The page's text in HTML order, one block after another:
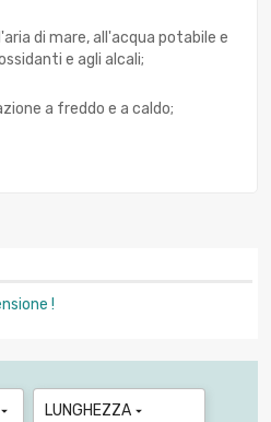
di mare, all'acqua potabile e
e agli alcali;
a freddo e a caldo;
!
 LUNGHEZZA 